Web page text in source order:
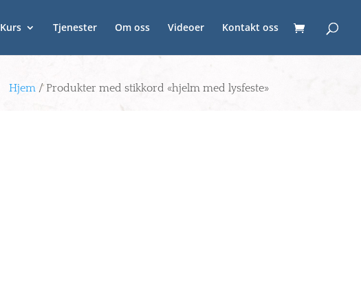
Kurs Tjenester Om oss Videoer Kontakt oss
Hjem/ Produkter med stikkord «hjelm med lysfeste»